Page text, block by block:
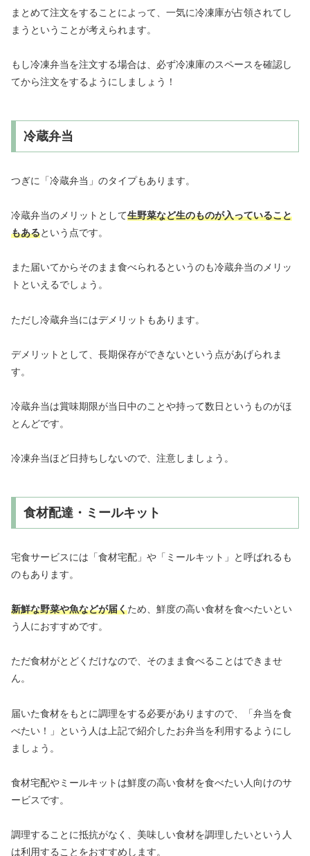
まとめて注文をすることによって、一気に冷凍庫が占領されてし
まうということが考えられます。
もし冷凍弁当を注文する場合は、必ず冷凍庫のスペースを確認し
てから注文をするようにしましょう！
冷蔵弁当
つぎに「冷蔵弁当」のタイプもあります。
冷蔵弁当のメリットとして生野菜など生のものが入っていること
もあるという点です。
また届いてからそのまま食べられるというのも冷蔵弁当のメリッ
トといえるでしょう。
ただし冷蔵弁当にはデメリットもあります。
デメリットとして、長期保存ができないという点があげられま
す。
冷蔵弁当は賞味期限が当日中のことや持って数日というものがほ
とんどです。
冷凍弁当ほど日持ちしないので、注意しましょう。
食材配達・ミールキット
宅食サービスには「食材宅配」や「ミールキット」と呼ばれるも
のもあります。
新鮮な野菜や魚などが届くため、鮮度の高い食材を食べたいとい
う人におすすめです。
ただ食材がとどくだけなので、そのまま食べることはできませ
ん。
届いた食材をもとに調理をする必要がありますので、「弁当を食
べたい！」という人は上記で紹介したお弁当を利用するようにし
ましょう。
食材宅配やミールキットは鮮度の高い食材を食べたい人向けのサ
ービスです。
調理することに抵抗がなく、美味しい食材を調理したいという人
は利用することをおすすめします。